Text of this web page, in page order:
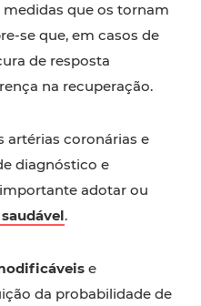
que os tornam
se que, em casos de
de resposta
na recuperação.
artérias coronárias e
diagnóstico e
adotar ou
.
e
da probabilidade de